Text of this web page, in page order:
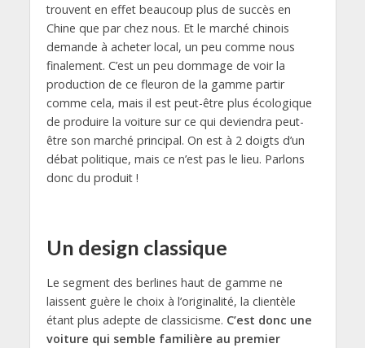
trouvent en effet beaucoup plus de succès en
Chine que par chez nous. Et le marché chinois
demande à acheter local, un peu comme nous
finalement. C’est un peu dommage de voir la
production de ce fleuron de la gamme partir
comme cela, mais il est peut-être plus écologique
de produire la voiture sur ce qui deviendra peut-
être son marché principal. On est à 2 doigts d’un
débat politique, mais ce n’est pas le lieu. Parlons
donc du produit !
Un design classique
Le segment des berlines haut de gamme ne
laissent guère le choix à l’originalité, la clientèle
étant plus adepte de classicisme. C’est donc une
voiture qui semble familière au premier